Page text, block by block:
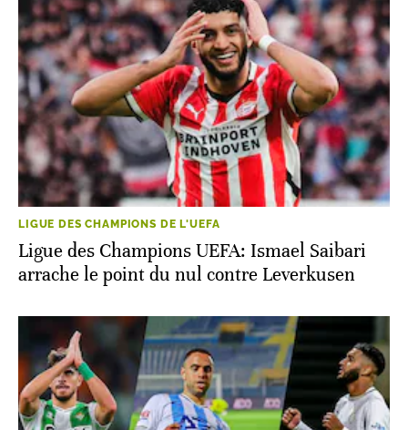
LIGUE DES CHAMPIONS DE L'UEFA
Ligue des Champions UEFA: Ismael Saibari
arrache le point du nul contre Leverkusen